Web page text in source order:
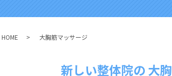
HOME 大胸筋マッサージ
新しい整体院の 大